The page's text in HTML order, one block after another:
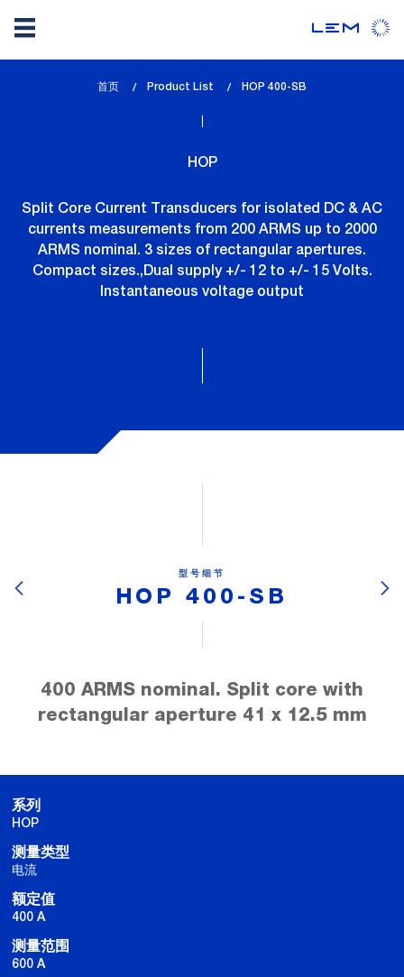
首页 Product List
lem_current_page
HOP 400-SB
HOP
Split Core Current Transducers for isolated DC & AC
currents measurements from 200 ARMS up to 2000
ARMS nominal. 3 sizes of rectangular apertures.
Compact sizes.,Dual supply +/- 12 to +/- 15 Volts.
Instantaneous voltage output
型号细节
HOP 400-SB
400 ARMS nominal. Split core with
rectangular aperture 41 x 12.5 mm
系列
HOP
测量类型
电流
额定值
400 A
测量范围
600 A